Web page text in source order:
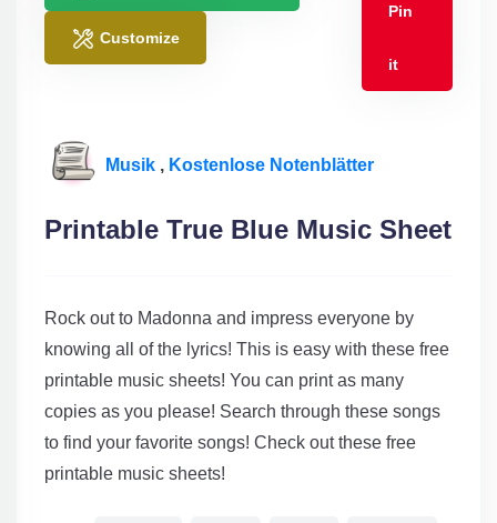
Customize
Pin
it
Musik , Kostenlose Notenblätter
Printable True Blue Music Sheet
Rock out to Madonna and impress everyone by
knowing all of the lyrics! This is easy with these free
printable music sheets! You can print as many
copies as you please! Search through these songs
to find your favorite songs! Check out these free
printable music sheets!